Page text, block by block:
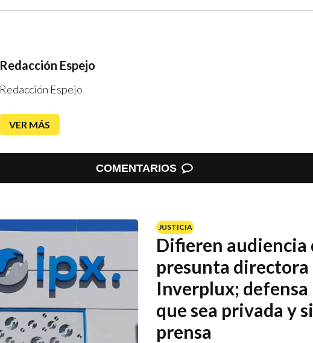
Redacción Espejo
Redacción Espejo
VER MÁS
COMENTARIOS
JUSTICIA
Difieren audiencia
presunta directora
Inverplux; defensa
que sea privada y
prensa